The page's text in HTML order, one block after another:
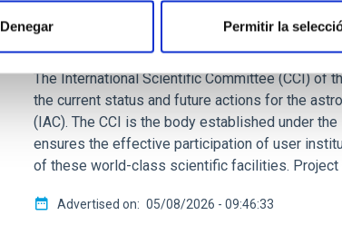
Denegar Permitir la
The International Scientific
Bologna
The International Scientific Committee (CCI) of
the current status and future actions for the
(IAC). The CCI is the body established under
ensures the effective participation of user
of these world-class scientific facilities. Project
Advertised on 05/08/2026 - 09:46:33